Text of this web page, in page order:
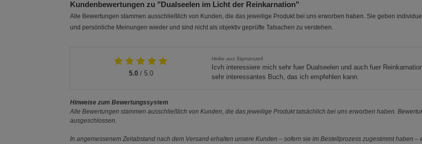
Kundenbewertungen zu "Dualseelen im Licht der Reinkarnation"
Alle Bewertungen stammen ausschließlich von Kunden, die das jeweilige Produkt bei uns erworben haben. Sie geben
und persönliche Meinungen wieder und sind nicht als objektiv geprüfte Tatsachen zu verstehen.
5.0/ 5.0
Heike aus Sigmarszell
Icvh interessiere mich sehr fuer Dualseelen und auch fuer
sehr interessantes Buch, das ich empfehlen kann.
Hinweise zum Bewertungssystem
Alle Bewertungen stammen ausschließlich von Kunden, die das jeweilige Produkt tatsächlich bei uns erworben haben.
ausgeschlossen.
In angemessenem Zeitabstand nach dem Versand erhalten unsere Kunden – sofern sie im Bestellprozess zugestimmt haben
Statistik Cookies (2)
Beschreibung Statistik Cookies
Marketing Cookies (3)
Beschreibung Marketing Cookies